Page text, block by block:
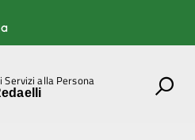
Servizi alla Persona